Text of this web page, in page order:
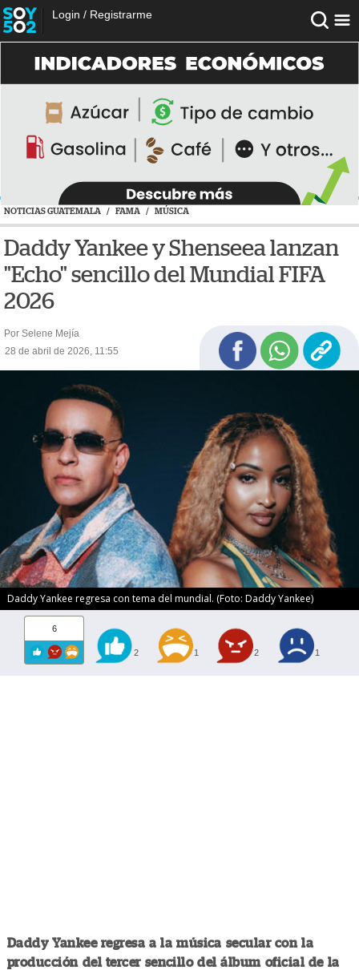
Login / Registrarme
NOTICIAS GUATEMALA / FAMA / MÚSICA
Daddy Yankee y Shenseea lanzan
"Echo" sencillo del Mundial FIFA
2026
Por Selene Mejía
28 de abril de 2026, 11:55
Daddy Yankee regresa con tema del mundial. (Foto: Daddy Yankee)
6
2 1 2 1
Daddy Yankee regresa a la música secular con la
producción del tercer sencillo del álbum oficial de la